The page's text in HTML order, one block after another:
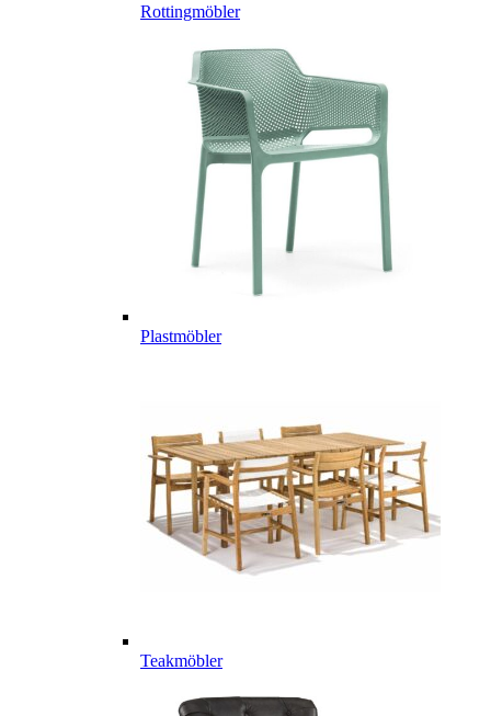
Rottingmöbler
Plastmöbler
Teakmöbler